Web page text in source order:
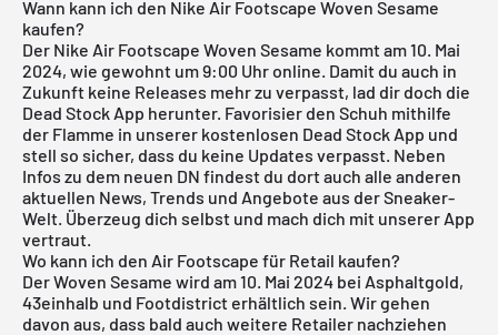
Wann kann ich den Nike Air Footscape Woven Sesame
kaufen?
Der Nike Air Footscape Woven Sesame kommt am 10. Mai
2024, wie gewohnt um 9:00 Uhr online. Damit du auch in
Zukunft keine Releases mehr zu verpasst, lad dir doch die
Dead Stock App herunter. Favorisier den Schuh mithilfe
der Flamme in unserer kostenlosen Dead Stock App und
stell so sicher, dass du keine Updates verpasst. Neben
Infos zu dem neuen DN findest du dort auch alle anderen
aktuellen News, Trends und Angebote aus der Sneaker-
Welt. Überzeug dich selbst und mach dich mit unserer App
vertraut.
Wo kann ich den Air Footscape für Retail kaufen?
Der Woven Sesame wird am 10. Mai 2024 bei Asphaltgold,
43einhalb und Footdistrict erhältlich sein. Wir gehen
davon aus, dass bald auch weitere Retailer nachziehen